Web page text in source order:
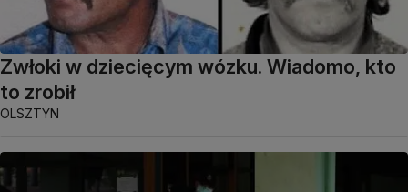
Zwłoki w dziecięcym wózku. Wiadomo, kto
to zrobił
OLSZTYN